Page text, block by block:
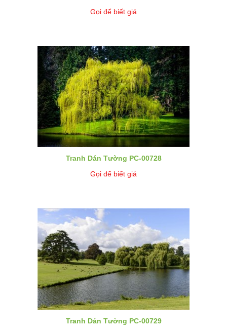
Gọi để biết giá
Tranh Dán Tường PC-00728
Gọi để biết giá
Tranh Dán Tường PC-00729